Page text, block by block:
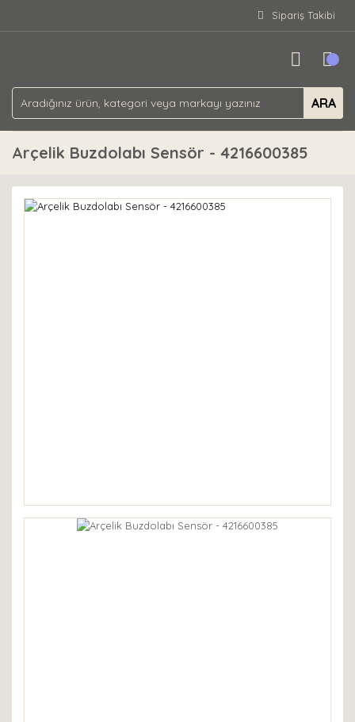
Sipariş Takibi
ARA
Arçelik Buzdolabı Sensör - 4216600385